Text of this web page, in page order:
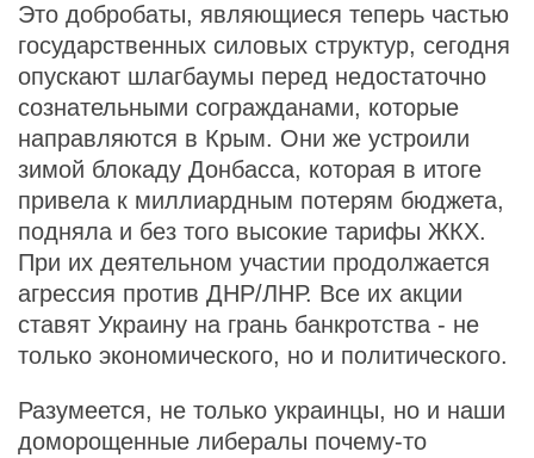
Это добробаты, являющиеся теперь частью
государственных силовых структур, сегодня
опускают шлагбаумы перед недостаточно
сознательными согражданами, которые
направляются в Крым. Они же устроили
зимой блокаду Донбасса, которая в итоге
привела к миллиардным потерям бюджета,
подняла и без того высокие тарифы ЖКХ.
При их деятельном участии продолжается
агрессия против ДНР/ЛНР. Все их акции
ставят Украину на грань банкротства - не
только экономического, но и политического.
Разумеется, не только украинцы, но и наши
доморощенные либералы почему-то